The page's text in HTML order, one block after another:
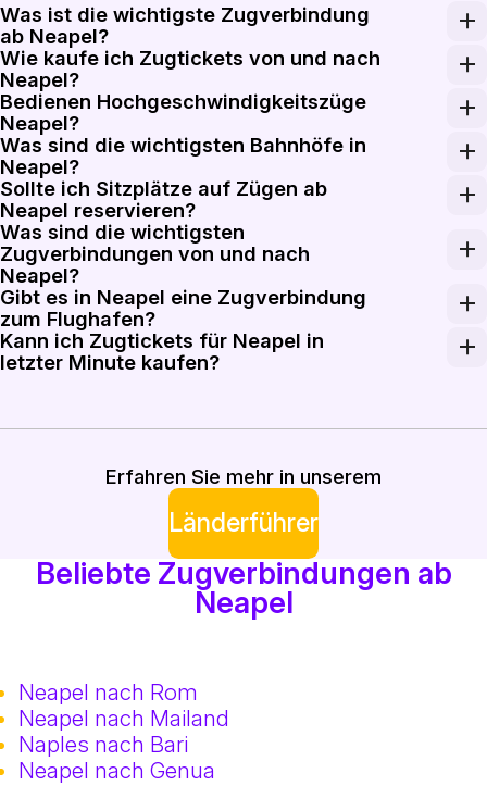
Was ist die wichtigste Zugverbindung
ab Neapel?
Die wichtigste Inlandsstrecke ab Neapel ist die
Wie kaufe ich Zugtickets von und nach
Neapel?
Zugtickets von und nach Neapel können bei Rail
Bedienen Hochgeschwindigkeitszüge
Neapel?
Ja. Neapel wird von italienischen
Was sind die wichtigsten Bahnhöfe in
Neapel?
Napoli Centrale ist der Hauptbahnhof für
Sollte ich Sitzplätze auf Zügen ab
Neapel reservieren?
Sitzplatzreservierungen sind auf Frecciarossa-, Italo-
Was sind die wichtigsten
Zugverbindungen von und nach
Neapel?
Neapel ist mit Rom in etwa 1 h 10 min mit
Gibt es in Neapel eine Zugverbindung
zum Flughafen?
Der internationale Flughafen Neapel verfügt nicht
Kann ich Zugtickets für Neapel in
letzter Minute kaufen?
Erfahren Sie mehr in unserem
Länderführer
Beliebte Zugverbindungen ab
Neapel
Neapel nach Rom
Neapel nach Mailand
Naples nach Bari
Neapel nach Genua